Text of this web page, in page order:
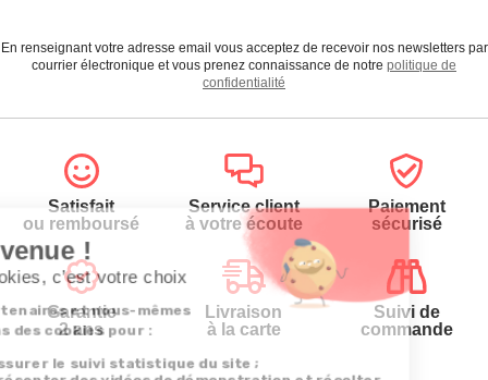
En renseignant votre adresse email vous acceptez de recevoir nos newsletters par
courrier électronique et vous prenez connaissance de notre politique de
confidentialité
Satisfait
ou remboursé
Service client
à votre écoute
Paiement
sécurisé
Garantie
2 ans
Livraison
à la carte
Suivi de
commande